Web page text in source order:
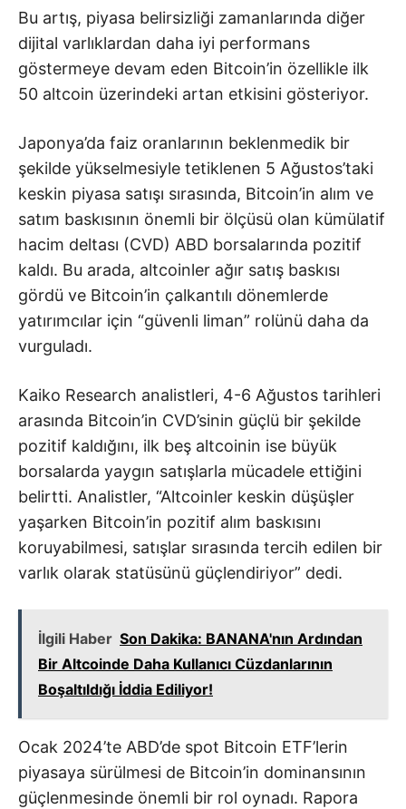
Bu artış, piyasa belirsizliği zamanlarında diğer
dijital varlıklardan daha iyi performans
göstermeye devam eden Bitcoin’in özellikle ilk
50 altcoin üzerindeki artan etkisini gösteriyor.
Japonya’da faiz oranlarının beklenmedik bir
şekilde yükselmesiyle tetiklenen 5 Ağustos’taki
keskin piyasa satışı sırasında, Bitcoin’in alım ve
satım baskısının önemli bir ölçüsü olan kümülatif
hacim deltası (CVD) ABD borsalarında pozitif
kaldı. Bu arada, altcoinler ağır satış baskısı
gördü ve Bitcoin’in çalkantılı dönemlerde
yatırımcılar için “güvenli liman” rolünü daha da
vurguladı.
Kaiko Research analistleri, 4-6 Ağustos tarihleri
arasında Bitcoin’in CVD’sinin güçlü bir şekilde
pozitif kaldığını, ilk beş altcoinin ise büyük
borsalarda yaygın satışlarla mücadele ettiğini
belirtti. Analistler, “Altcoinler keskin düşüşler
yaşarken Bitcoin’in pozitif alım baskısını
koruyabilmesi, satışlar sırasında tercih edilen bir
varlık olarak statüsünü güçlendiriyor” dedi.
İlgili Haber Son Dakika: BANANA'nın Ardından
Bir Altcoinde Daha Kullanıcı Cüzdanlarının
Boşaltıldığı İddia Ediliyor!
Ocak 2024’te ABD’de spot Bitcoin ETF’lerin
piyasaya sürülmesi de Bitcoin’in dominansının
güçlenmesinde önemli bir rol oynadı. Rapora